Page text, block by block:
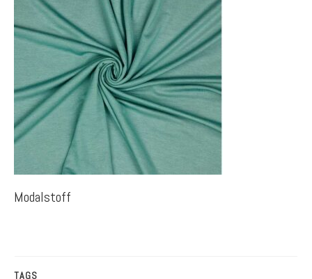
Modalstoff
TAGS